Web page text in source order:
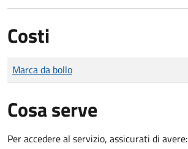
Costi
Tipo di pagamento
Importo
Marca da bollo
Cosa serve
Per accedere al servizio, assicurati di avere: